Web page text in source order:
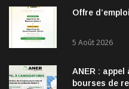
Offre
5 Août 2026
ANER :
bourses de